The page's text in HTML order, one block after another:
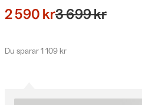
2 590 kr3 699 kr
Du sparar 1 109 kr